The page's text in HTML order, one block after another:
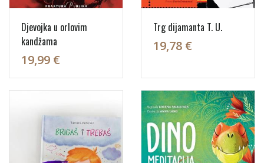
Djevojka u orlovim
kandžama
19,99 €
Trg dijamanta T. U.
19,78 €